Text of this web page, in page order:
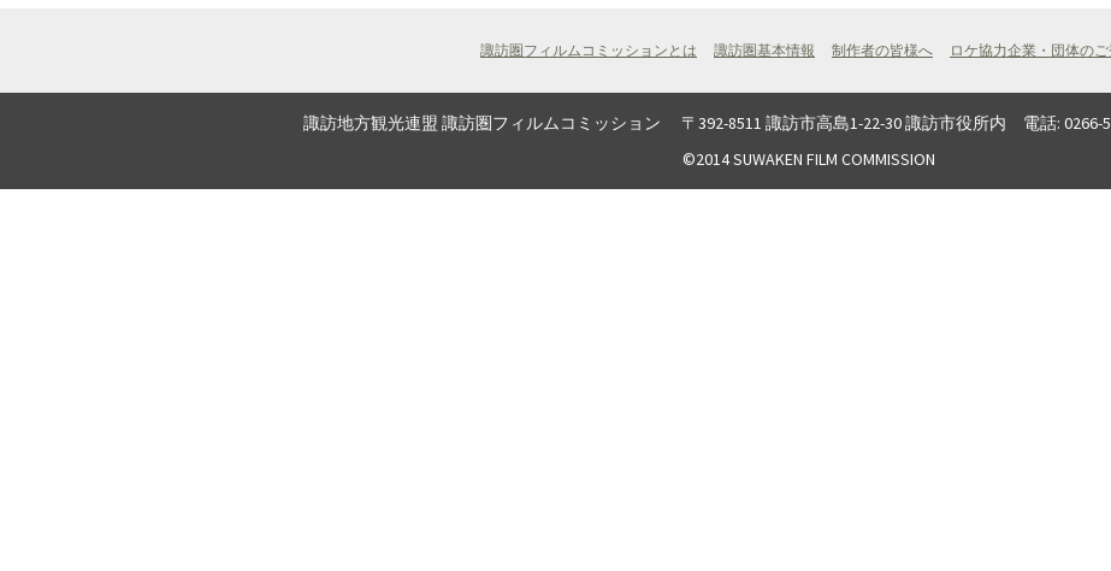
諏訪圏フィルムコミッションとは 諏訪圏基本情報 制作者の皆様へ ロケ協力企業・団体の
諏訪地方観光連盟 諏訪圏フィルムコミッション 〒392-8511 諏訪市高島1-22-30 諏訪市役所内 電話: 0266-52-
©2014 SUWAKEN FILM COMMISSION